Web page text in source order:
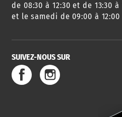
de 08:30 à 12:30 et de 13:30 à
et le samedi de 09:00 à 12:00
SUIVEZ-NOUS SUR